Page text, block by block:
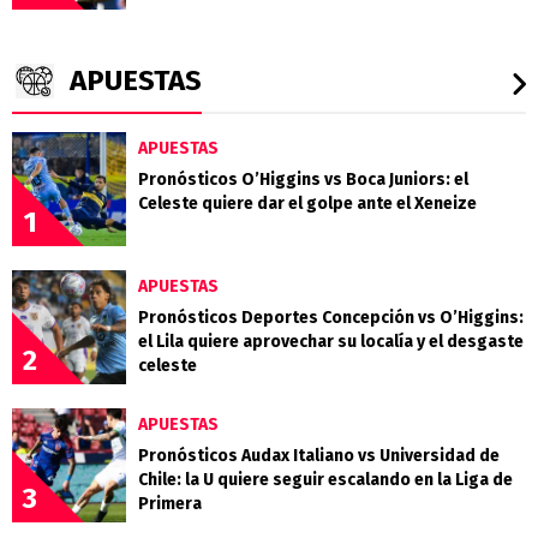
APUESTAS
1
APUESTAS
Pronósticos O’Higgins vs Boca Juniors: el
Celeste quiere dar el golpe ante el Xeneize
2
APUESTAS
Pronósticos Deportes Concepción vs O’Higgins:
el Lila quiere aprovechar su localía y el desgaste
celeste
3
APUESTAS
Pronósticos Audax Italiano vs Universidad de
Chile: la U quiere seguir escalando en la Liga de
Primera